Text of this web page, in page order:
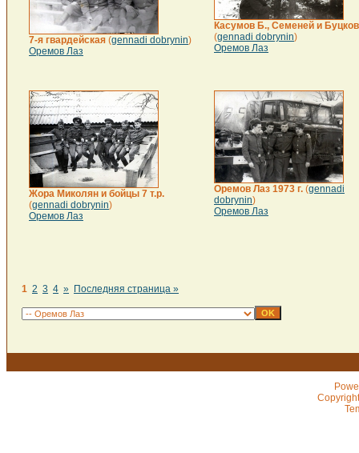
7-я гвардейская (gennadi dobrynin)
Оремов Лаз
Касумов Б., Семеней и Буцков
(gennadi dobrynin)
Оремов Лаз
Жора Миколян и бойцы 7 т.р.
(gennadi dobrynin)
Оремов Лаз
Оремов Лаз 1973 г. (gennadi
dobrynin)
Оремов Лаз
1 2 3 4 » Последняя страница »